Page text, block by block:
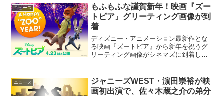
ニュース
もふもふな謹賀新年！映画『ズー
トピア』グリーティング画像が到
着
ディズニー・アニメーション最新作とな
る映画『ズートピア』から新年を祝うグ
リーティング画像がシネマズに到着し
女王」「ベイマックス」のディズニーか
ら、最高にユニークな動物た...
ニュース
ジャニーズWEST・濵田崇裕が映
画初出演で、佐々木蔵之介の弟分